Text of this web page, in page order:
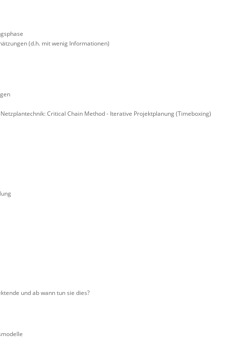
(d.h. mit wenig Informationen)
Critical Chain Method - Iterative Projektplanung (Timeboxing)
und ab wann tun sie dies?